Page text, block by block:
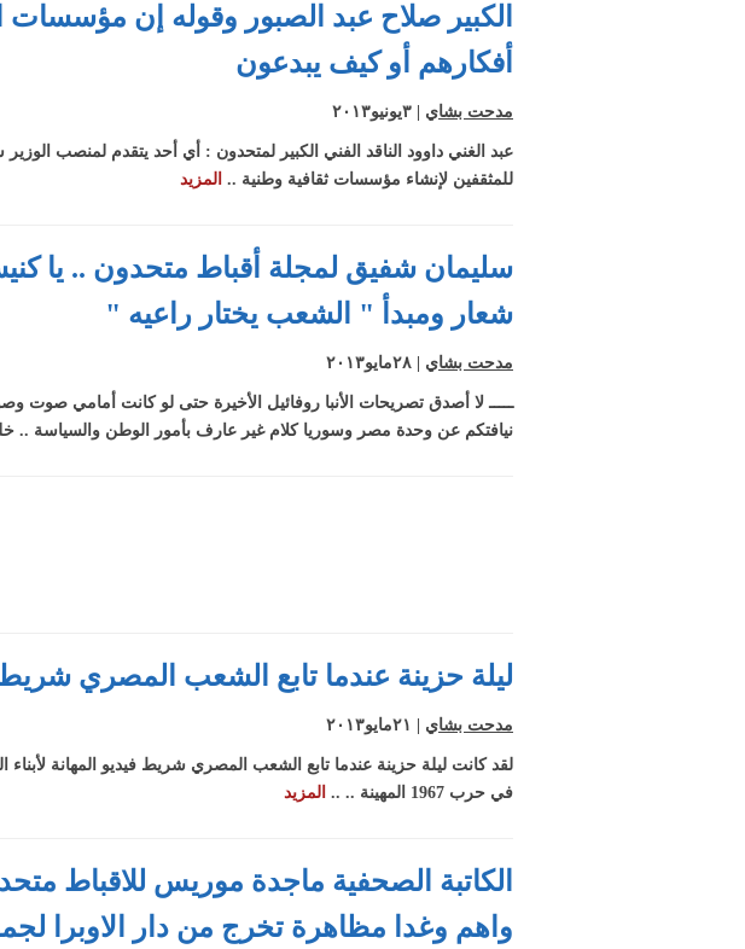
الكبير صلاح عبد الصبور وقوله إن مؤسسات
أفكارهم أو كيف يبدعون
مدحت بشاي
عبد الغني داوود الناقد الفني الكبير لمتحدون : أي أحد يتقدم لمنصب
للمثقفين لإنشاء مؤسسات ثقافية وطنية .. المزيد
سليمان شفيق لمجلة أقباط متحدون .. يا
شعار ومبدأ " الشعب يختار راعيه "
مدحت بشاي
ـــــ لا أصدق تصريحات الأنبا روفائيل الأخيرة حتى لو كانت أمامي صوت
نيافتكم عن وحدة مصر وسوريا كلام غير عارف بأمور الوطن والسياسة ..
ليلة حزينة عندما تابع الشعب المصري شريط
مدحت بشاي
لقد كانت ليلة حزينة عندما تابع الشعب المصري شريط فيديو المهانة
في حرب 1967 المهينة .. ..
المزيد
الكاتبة الصحفية ماجدة موريس للاقباط
واهم وغدا مظاهرة تخرج من دار الاوبرا